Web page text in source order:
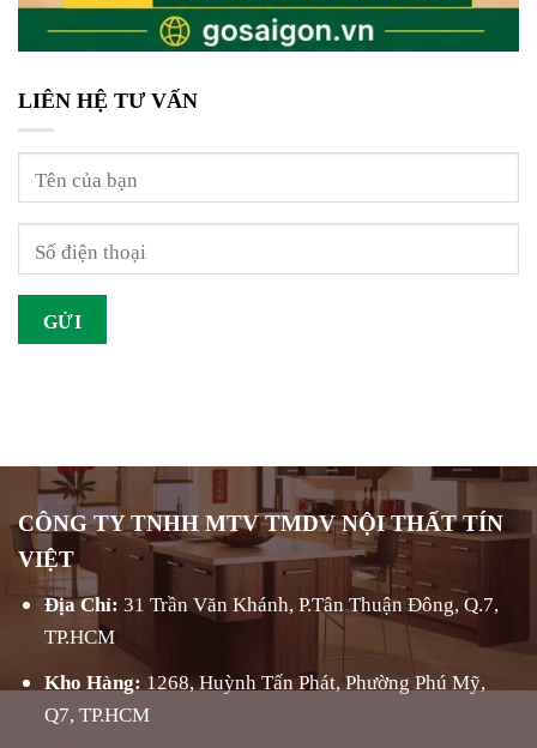
LIÊN HỆ TƯ VẤN
CÔNG TY TNHH MTV TMDV NỘI THẤT TÍN
VIỆT
Địa Chỉ: 31 Trần Văn Khánh, P.Tân Thuận Đông, Q.7,
TP.HCM
Kho Hàng: 1268, Huỳnh Tấn Phát, Phường Phú Mỹ,
Q7, TP.HCM